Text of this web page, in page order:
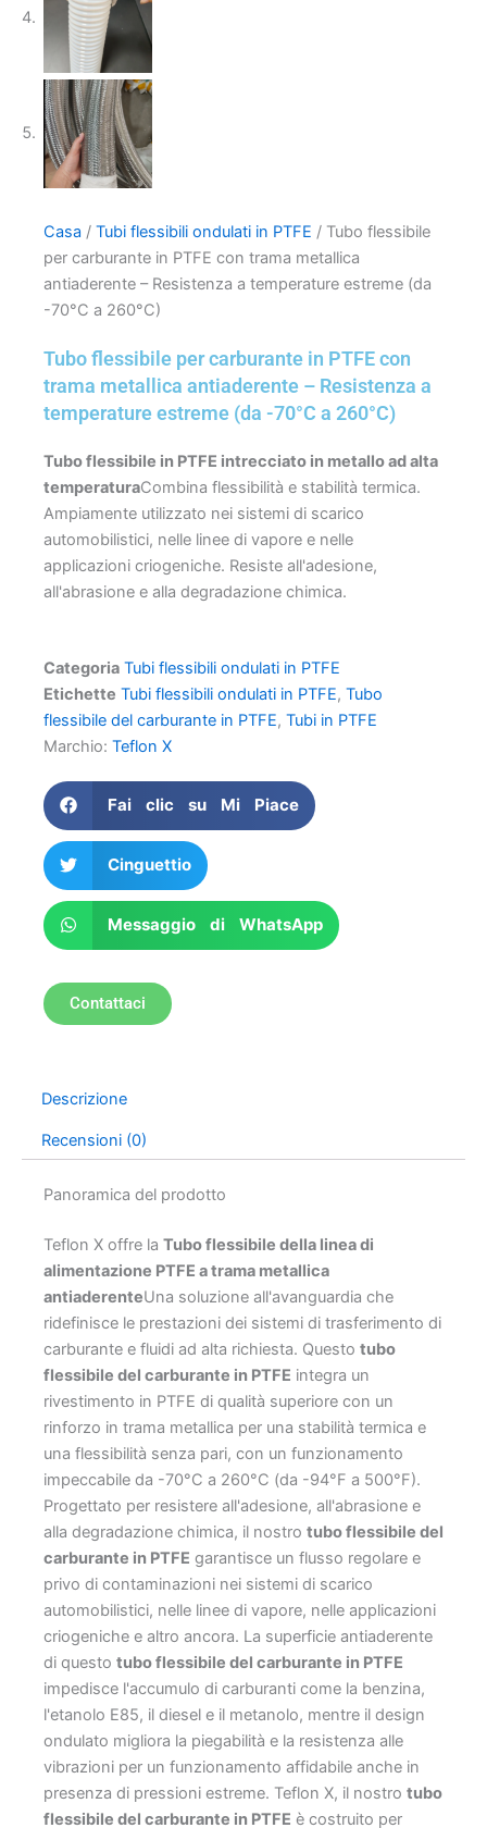
Casa / Tubi flessibili ondulati in PTFE / Tubo flessibile
per carburante in PTFE con trama metallica
antiaderente – Resistenza a temperature estreme (da
-70°C a 260°C)
Tubo flessibile per carburante in PTFE con
trama metallica antiaderente – Resistenza a
temperature estreme (da -70°C a 260°C)
Tubo flessibile in PTFE intrecciato in metallo ad alta
temperaturaCombina flessibilità e stabilità termica.
Ampiamente utilizzato nei sistemi di scarico
automobilistici, nelle linee di vapore e nelle
applicazioni criogeniche. Resiste all'adesione,
all'abrasione e alla degradazione chimica.
Categoria Tubi flessibili ondulati in PTFE
Etichette Tubi flessibili ondulati in PTFE, Tubo
flessibile del carburante in PTFE, Tubi in PTFE
Marchio: Teflon X
Fai clic su Mi Piace
Cinguettio
Messaggio di WhatsApp
Contattaci
Descrizione
Recensioni (0)
Panoramica del prodotto
Teflon X offre la Tubo flessibile della linea di
alimentazione PTFE a trama metallica
antiaderenteUna soluzione all'avanguardia che
ridefinisce le prestazioni dei sistemi di trasferimento di
carburante e fluidi ad alta richiesta. Questo tubo
flessibile del carburante in PTFE integra un
rivestimento in PTFE di qualità superiore con un
rinforzo in trama metallica per una stabilità termica e
una flessibilità senza pari, con un funzionamento
impeccabile da -70°C a 260°C (da -94°F a 500°F).
Progettato per resistere all'adesione, all'abrasione e
alla degradazione chimica, il nostro tubo flessibile del
carburante in PTFE garantisce un flusso regolare e
privo di contaminazioni nei sistemi di scarico
automobilistici, nelle linee di vapore, nelle applicazioni
criogeniche e altro ancora. La superficie antiaderente
di questo tubo flessibile del carburante in PTFE
impedisce l'accumulo di carburanti come la benzina,
l'etanolo E85, il diesel e il metanolo, mentre il design
ondulato migliora la piegabilità e la resistenza alle
vibrazioni per un funzionamento affidabile anche in
presenza di pressioni estreme. Teflon X, il nostro tubo
flessibile del carburante in PTFE è costruito per